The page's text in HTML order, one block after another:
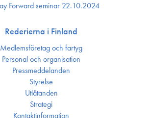
Forward seminar 22.10.2024
Rederierna i Finland
Medlemsföretag och fartyg
Personal och organisation
Press­meddelanden
Styrelse
Utlåtanden
Strategi
Kontakt­information